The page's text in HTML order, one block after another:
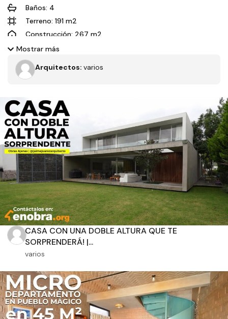
Baños: 4
Terreno: 191 m2
Construcción: 267 m2
Dimensiones: 8x23 m
Orientación solar: Norte
En este emocionante video, te llevamos a conocer una
Solares, Guadalajara, disponible para venta en Jalisco, es un
verdadero ejemplo de excelencia arquitectónica y calidad de
construcción con una excelente distribución que aprovecha
cada metro cuadrado. Acompáñanos en un recorrido
detallado mientras el arquitecto nos muestra cada rincón y
nos cuenta sobre el proceso de diseño y la elección de
materiales de alta calidad.
Mostrar más
Arquitectos: varios
CASA CON UNA DOBLE ALTURA QUE TE
SORPRENDERÁ! |...
varios
Filtros
Tipo de obra Estado
Recamaras Baños
Dimensiones